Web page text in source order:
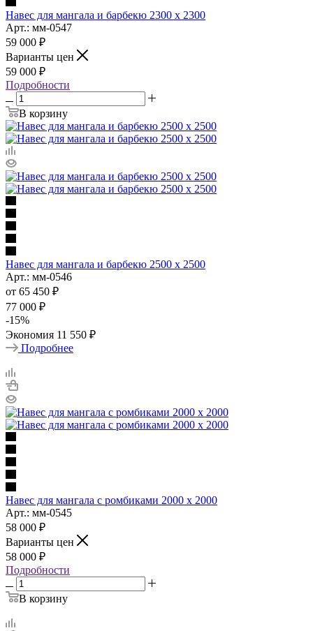
Навес для мангала и барбекю 2300 х 2300
Арт.: мм-0547
59 000 ₽
Варианты цен
59 000 ₽
Подробности
В корзину
Навес для мангала и барбекю 2500 х 2500
Арт.: мм-0546
от 65 450 ₽
77 000 ₽
-15%
Экономия 11 550 ₽
Подробнее
Навес для мангала с ромбиками 2000 х 2000
Арт.: мм-0545
58 000 ₽
Варианты цен
58 000 ₽
Подробности
В корзину